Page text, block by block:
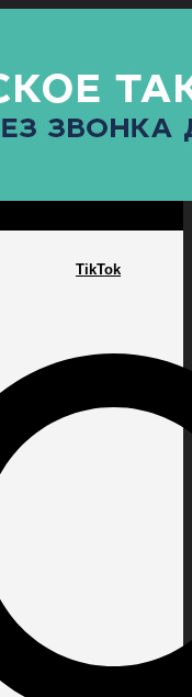
TikTok
ПРОКУРАТУРАСПОРТ